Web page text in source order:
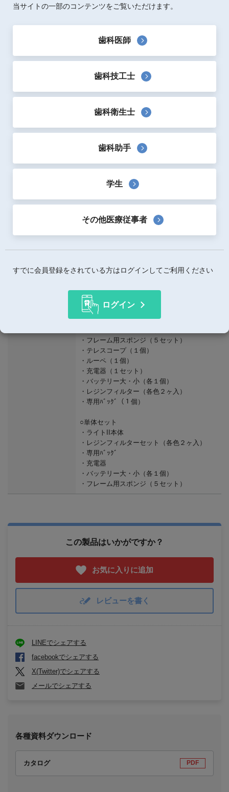
2つのLEDライトを異なる角度から照射することで、口腔
内で発生する治療器具の影を減らします。
これにより、明るい術野を確保しながら治療に専念できま
明るいLEDライトを2灯搭載、ライトを下げると自動点灯
して、ライトを上げると自動消灯します。
きます。
価格詳細情報
○単体セット
歯科用ルーペ
【セット内容】
・フレーム用スポンジ（５セット）
・テレスコープ（１個）
・ルーペ（１個）
・充電器（１セット）
・バッテリー大・小（各１個）
・レジンフィルター（各色２ヶ入）
・専用ﾊﾞｯｸﾞ（１個）
○単体セット
・ライトII本体
・レジンフィルターセット（各色２ヶ入）
・専用ﾊﾞｯｸﾞ
・充電器
・バッテリー大・小（各１個）
・フレーム用スポンジ（５セット）
この製品はいかがですか？
お気に入りに追加
レビューを書く
LINEでシェアする
facebookでシェアする
X(Twitter)でシェアする
メールでシェアする
各種資料ダウンロード
カタログ PDF
当サイトの一部のコンテンツをご覧いただけます。
歯科医師
歯科技工士
歯科衛生士
歯科助手
学生
その他医療従事者
すでに会員登録をされている方はログインしてご利用ください
ログイン